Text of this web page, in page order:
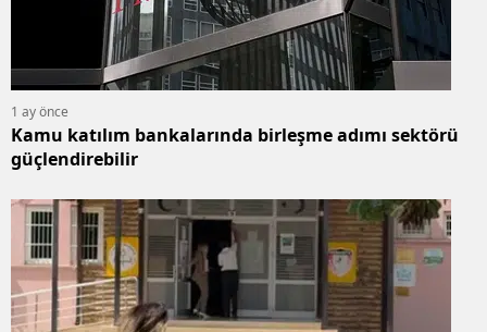
1 ay önce
Kamu katılım bankalarında birleşme adımı sektörü
güçlendirebilir